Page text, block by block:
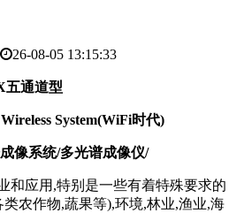
26-08-05 13:15:33
五通道型
System(WiFi时代)
像系统/多光谱成像仪/
和应用,特别是一些有着特殊要求的
农作物,蔬果等),环境,林业,渔业,海